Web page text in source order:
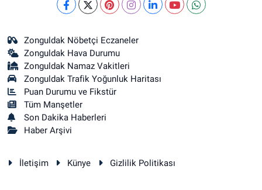
Zonguldak Nöbetçi Eczaneler
Zonguldak Hava Durumu
Zonguldak Namaz Vakitleri
Zonguldak Trafik Yoğunluk Haritası
Puan Durumu ve Fikstür
Tüm Manşetler
Son Dakika Haberleri
Haber Arşivi
İletişim Künye Gizlilik Politikası